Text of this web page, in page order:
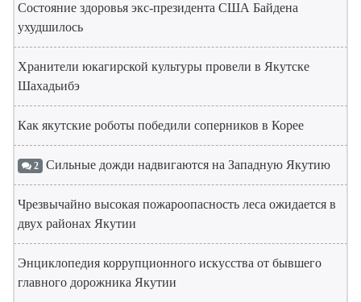
Состояние здоровья экс-президента США Байдена
ухудшилось
Хранители юкагирской культуры провели в Якутске
Шахадьибэ
Как якутские роботы победили соперников в Корее
2 Сильные дожди надвигаются на Западную Якутию
Чрезвычайно высокая пожароопасность леса ожидается в
двух районах Якутии
Энциклопедия коррупционного искусства от бывшего
главного дорожника Якутии